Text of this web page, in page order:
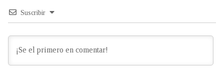
Suscribir